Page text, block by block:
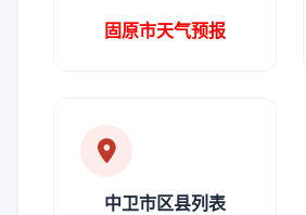
固原市天气预报
中卫市区县列表